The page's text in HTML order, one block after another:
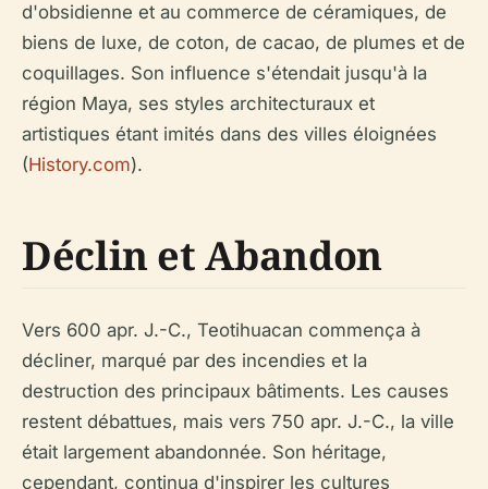
d'obsidienne et au commerce de céramiques, de
biens de luxe, de coton, de cacao, de plumes et de
coquillages. Son influence s'étendait jusqu'à la
région Maya, ses styles architecturaux et
artistiques étant imités dans des villes éloignées
(History.com).
Déclin et Abandon
Vers 600 apr. J.-C., Teotihuacan commença à
décliner, marqué par des incendies et la
destruction des principaux bâtiments. Les causes
restent débattues, mais vers 750 apr. J.-C., la ville
était largement abandonnée. Son héritage,
cependant, continua d'inspirer les cultures